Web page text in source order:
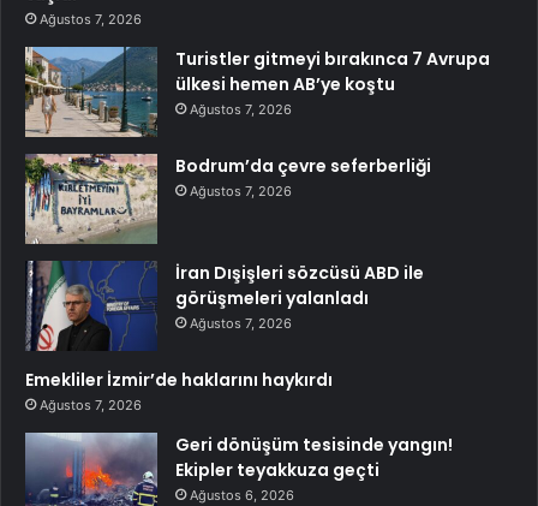
Ağustos 7, 2026
Turistler gitmeyi bırakınca 7 Avrupa
ülkesi hemen AB’ye koştu
Ağustos 7, 2026
Bodrum’da çevre seferberliği
Ağustos 7, 2026
İran Dışişleri sözcüsü ABD ile
görüşmeleri yalanladı
Ağustos 7, 2026
Emekliler İzmir’de haklarını haykırdı
Ağustos 7, 2026
Geri dönüşüm tesisinde yangın!
Ekipler teyakkuza geçti
Ağustos 6, 2026